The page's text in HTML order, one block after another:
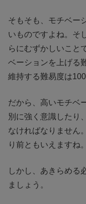
そもそも、モチベー
いものですよね。そ
らにむずかしいこと
ベーションを上げる
維持する難易度は
だから、高いモチベ
別に強く意識したり
なければなりません
り前ともいえますね。
しかし、あきらめる
ましょう。